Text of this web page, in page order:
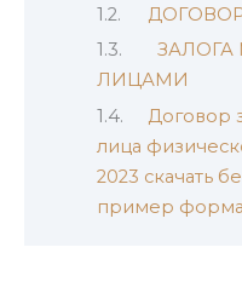
ДОГОВОР
ЛИЦАМИ
Договор
лица
2023 скачать
пример форма